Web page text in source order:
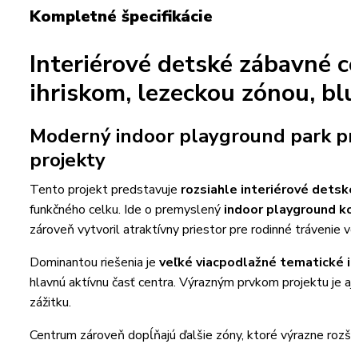
Kompletné špecifikácie
Interiérové detské zábavné
ihriskom, lezeckou zónou,
Moderný indoor playground park
projekty
Tento projekt predstavuje rozsiahle interiérové
funkčného celku. Ide o premyslený indoor playground
zároveň vytvoril atraktívny priestor pre rodinné trávenie
Dominantou riešenia je veľké viacpodlažné tematické
hlavnú aktívnu časť centra. Výrazným prvkom projektu je
zážitku.
Centrum zároveň dopĺňajú ďalšie zóny, ktoré výrazne